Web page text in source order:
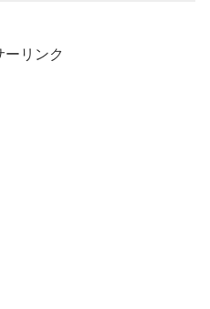
ーリンク